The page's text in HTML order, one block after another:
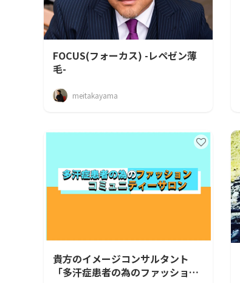
FOCUS(フォーカス) -レペゼン薄
毛-
meitakayama
貴方のイメージコンサルタント
「多汗症患者の為のファッション